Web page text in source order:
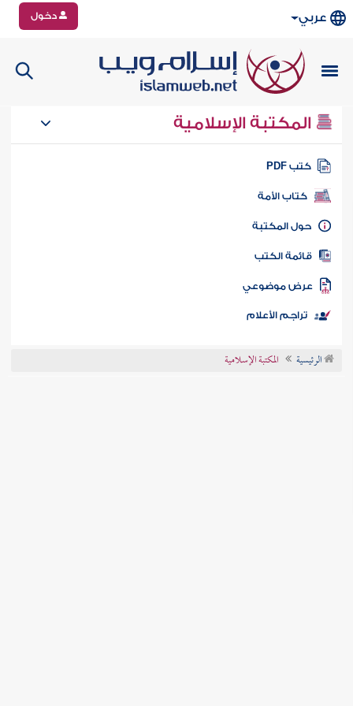
عربي دخول
المكتبة الإسلامية
كتب PDF
كتاب الأمة
المكتبة
الكتب
موضوعي
تراجم الأعلام
الرئيسية المكتبة الإسلامية